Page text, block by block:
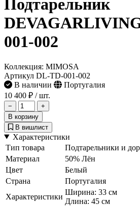
Подтарельник
001-002
Коллекция: MIMOSA
Артикул DL-TD-001-002
В наличии
Португалия
10 400 ₽ / шт.
−
+
В корзину
В вишлист
Характеристики
Тип товара
Подтарельники и
Материал
50% Лён
Цвет
Белый
Страна
Португалия
Характеристики
Ширина: 33 см
Длина: 45 см